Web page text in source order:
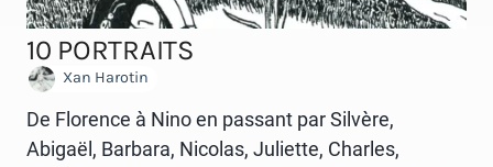
10 PORTRAITS
Xan Harotin
De Florence à Nino en passant par Silvère,
Abigaël, Barbara, Nicolas, Juliette, Charles,